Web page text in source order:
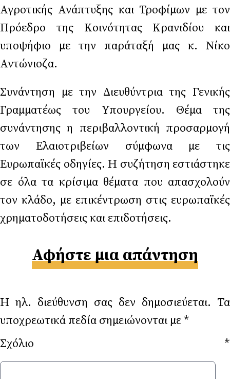
Αγροτικής Ανάπτυξης και Τροφίμων με τον
Πρόεδρο της Κοινότητας Κρανιδίου και
υποψήφιο με την παράταξή μας κ. Νίκο
Αντώνιοζα.
Συνάντηση με την Διευθύντρια της Γενικής
Γραμματέως του Υπουργείου. Θέμα της
συνάντησης η περιβαλλοντική προσαρμογή
των Ελαιοτριβείων σύμφωνα με τις
Ευρωπαϊκές οδηγίες. Η συζήτηση εστιάστηκε
σε όλα τα κρίσιμα θέματα που απασχολούν
τον κλάδο, με επικέντρωση στις ευρωπαϊκές
χρηματοδοτήσεις και επιδοτήσεις.
Αφήστε μια απάντηση
Η ηλ. διεύθυνση σας δεν δημοσιεύεται. Τα
υποχρεωτικά πεδία σημειώνονται με *
Σχόλιο *